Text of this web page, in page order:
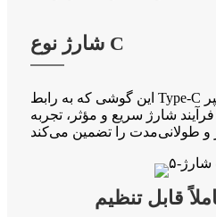
شارژ نوع C
این گوشی که به رابط Type-C و باتری ۳۵۰ میلی‌آمپر
شارژ سریع و مؤثر، تجربه
قابل تنظیم